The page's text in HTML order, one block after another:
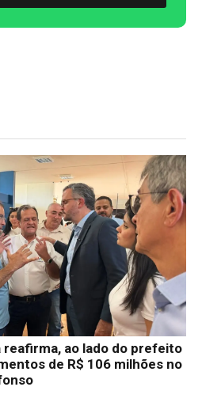
ao lado do prefeito
de R$ 106 milhões no